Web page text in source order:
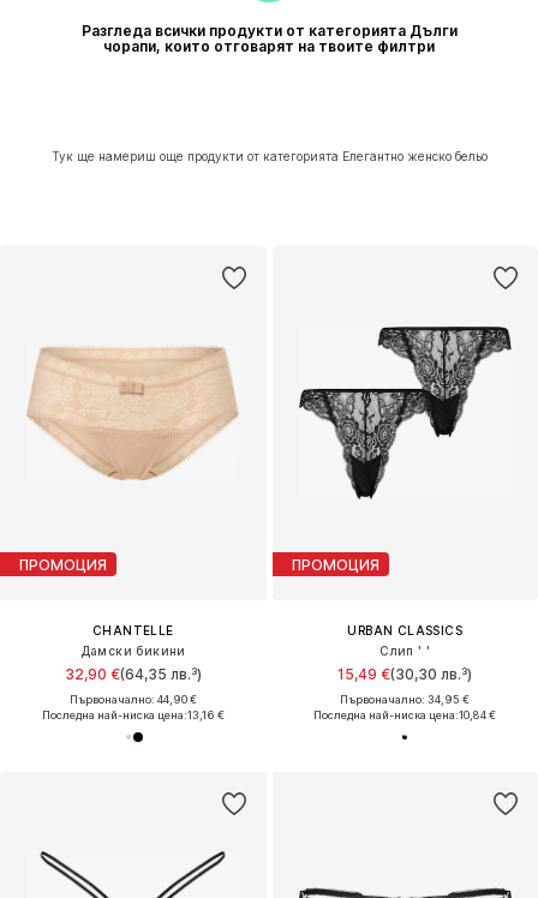
Разгледа всички продукти от категорията Дълги
чорапи, които отговарят на твоите филтри
Тук ще намериш още продукти от категорията Елегантно женско бельо
ПРОМОЦИЯ
CHANTELLE
Дамски бикини
32,90 €(64,35 лв.³)
Първоначално: 44,90 €
Последна най-ниска цена:13,16 €
ПРОМОЦИЯ
URBAN CLASSICS
Слип ' '
15,49 €(30,30 лв.³)
Първоначално: 34,95 €
Последна най-ниска цена:10,84 €